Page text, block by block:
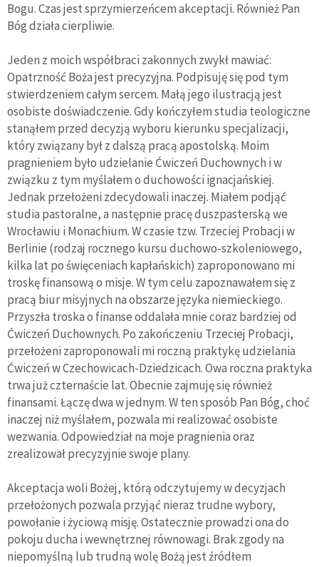
Bogu. Czas jest sprzymierzeńcem akceptacji. Również Pan
Bóg działa cierpliwie.
Jeden z moich współbraci zakonnych zwykł mawiać:
Opatrzność Boża jest precyzyjna. Podpisuję się pod tym
stwierdzeniem całym sercem. Małą jego ilustracją jest
osobiste doświadczenie. Gdy kończyłem studia teologiczne
stanąłem przed decyzją wyboru kierunku specjalizacji,
który związany był z dalszą pracą apostolską. Moim
pragnieniem było udzielanie Ćwiczeń Duchownych i w
związku z tym myślałem o duchowości ignacjańskiej.
Jednak przełożeni zdecydowali inaczej. Miałem podjąć
studia pastoralne, a następnie pracę duszpasterską we
Wrocławiu i Monachium. W czasie tzw. Trzeciej Probacji w
Berlinie (rodzaj rocznego kursu duchowo-szkoleniowego,
kilka lat po święceniach kapłańskich) zaproponowano mi
troskę finansową o misje. W tym celu zapoznawałem się z
pracą biur misyjnych na obszarze języka niemieckiego.
Przyszła troska o finanse oddalała mnie coraz bardziej od
Ćwiczeń Duchownych. Po zakończeniu Trzeciej Probacji,
przełożeni zaproponowali mi roczną praktykę udzielania
Ćwiczeń w Czechowicach-Dziedzicach. Owa roczna praktyka
trwa już czternaście lat. Obecnie zajmuję się również
finansami. Łączę dwa w jednym. W ten sposób Pan Bóg, choć
inaczej niż myślałem, pozwala mi realizować osobiste
wezwania. Odpowiedział na moje pragnienia oraz
zrealizował precyzyjnie swoje plany.
Akceptacja woli Bożej, którą odczytujemy w decyzjach
przełożonych pozwala przyjąć nieraz trudne wybory,
powołanie i życiową misję. Ostatecznie prowadzi ona do
pokoju ducha i wewnętrznej równowagi. Brak zgody na
niepomyślną lub trudną wolę Bożą jest źródłem